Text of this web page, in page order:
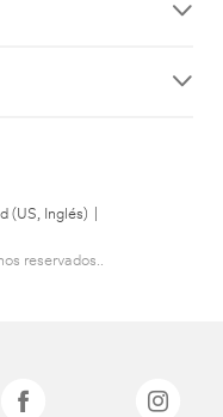
(US, Inglés)
reservados..